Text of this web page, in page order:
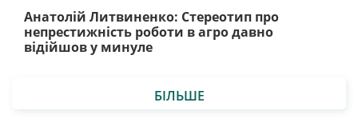
Анатолій Литвиненко: Стереотип про
непрестижність роботи в агро давно
відійшов у минуле
БІЛЬШЕ